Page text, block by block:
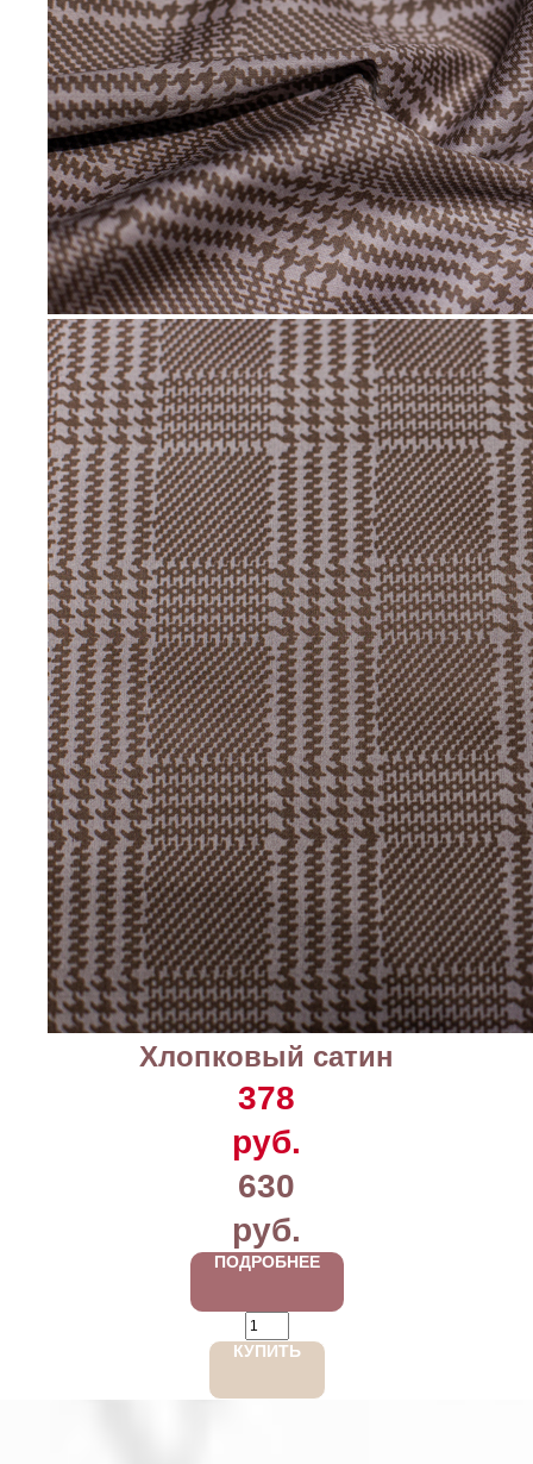
Хлопковый сатин
378
руб.
630
руб.
ПОДРОБНЕЕ
КУПИТЬ